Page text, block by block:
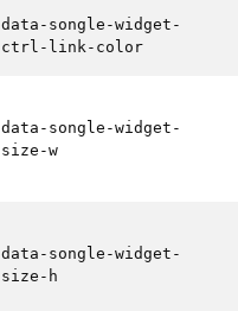
data-songle-widget-
ctrl-link-color
data-songle-widget-
size-w
data-songle-widget-
size-h